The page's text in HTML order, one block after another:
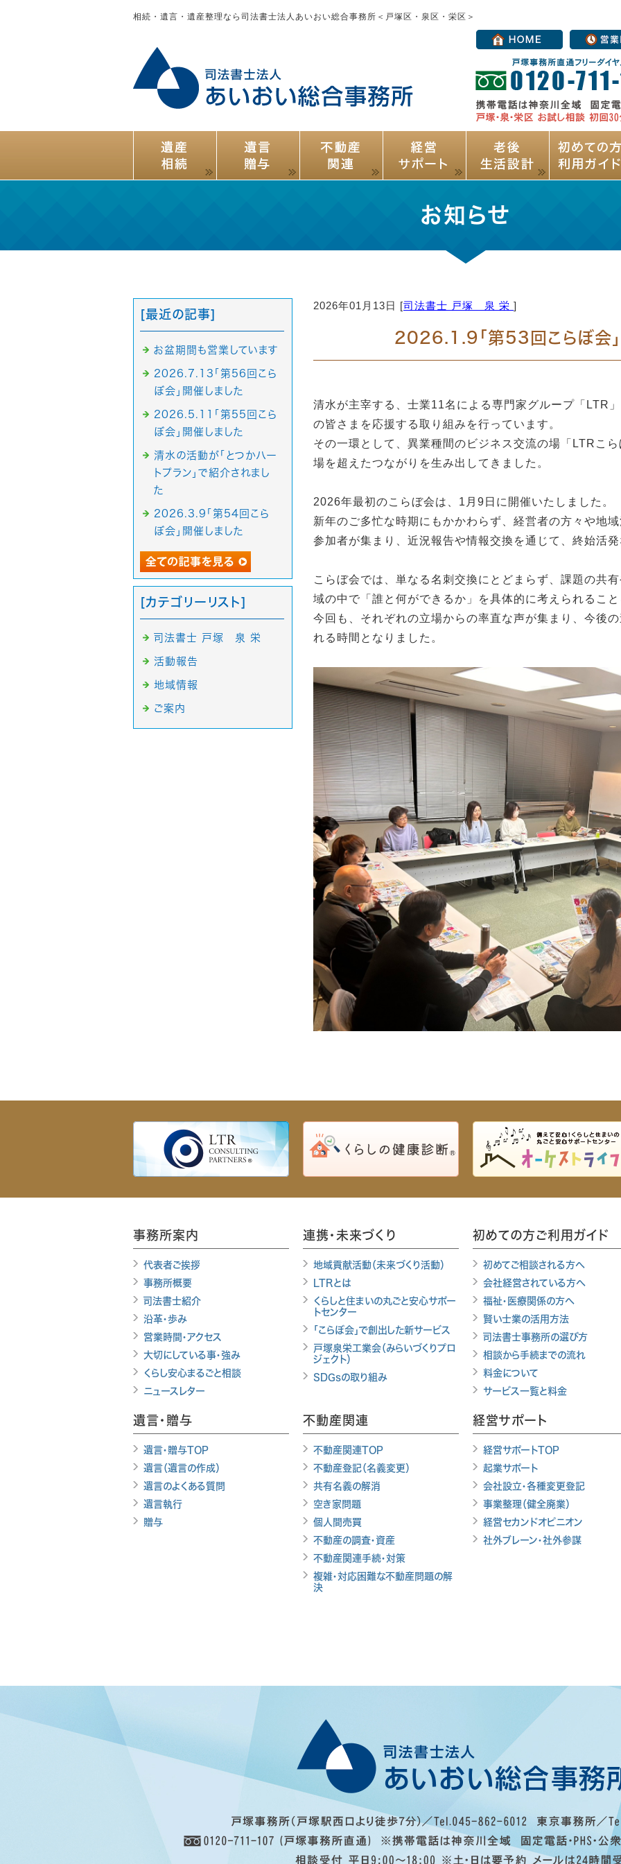
相続・遺言・遺産整理なら司法書士法人あいおい総合事務所＜戸塚区・泉区・栄区＞
お知らせ
2026年01月13日 [司法書士 戸塚 泉 栄 ]
2026.1.9「第53回こらぼ会
清水が主宰する、士業11名による専門家グループ「LTR
の皆さまを応援する取り組みを行っています。
その一環として、異業種間のビジネス交流の場「LTRこ
場を超えたつながりを生み出してきました。
2026年最初のこらぼ会は、1月9日に開催いたしました。
新年のご多忙な時期にもかかわらず、経営者の方々や地
参加者が集まり、近況報告や情報交換を通じて、終始活
こらぼ会では、単なる名刺交換にとどまらず、課題の共
域の中で「誰と何ができるか」を具体的に考えられるこ
今回も、それぞれの立場からの率直な声が集まり、今後
れる時間となりました。
[最近の記事]
お盆期間も営業しています
2026.7.13「第56回こら
ぼ会」開催しました
2026.5.11「第55回こら
ぼ会」開催しました
清水の活動が「とつかハー
トプラン」で紹介されまし
た
2026.3.9「第54回こら
ぼ会」開催しました
[カテゴリーリスト]
司法書士 戸塚 泉 栄
活動報告
地域情報
ご案内
事務所案内
代表者ご挨拶
事務所概要
司法書士紹介
沿革・歩み
営業時間・アクセス
大切にしている事・強み
くらし安心まるごと相談
ニュースレター
連携・未来づくり
地域貢献活動（未来づくり活動）
LTRとは
くらしと住まいの丸ごと安心サポー
トセンター
「こらぼ会」で創出した新サービス
戸塚泉栄工業会（みらいづくりプロ
ジェクト）
SDGsの取り組み
初めての方ご利用ガイド
初めてご相談される方へ
会社経営されている方へ
福祉・医療関係の方へ
賢い士業の活用方法
司法書士事務所の選び方
相談から手続までの流れ
料金について
サービス一覧と料金
遺言・贈与
遺言・贈与TOP
遺言（遺言の作成）
遺言のよくある質問
遺言執行
贈与
不動産関連
不動産関連TOP
不動産登記（名義変更）
共有名義の解消
空き家問題
個人間売買
不動産の調査・資産
不動産関連手続・対策
複雑・対応困難な不動産問題の解
決
経営サポート
経営サポートTOP
起業サポート
会社設立・各種変更登記
事業整理（健全廃業）
経営セカンドオピニオン
社外ブレーン・社外参謀